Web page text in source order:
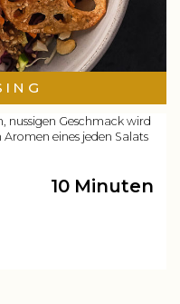
nussigen Geschmack wird
Aromen eines jeden Salats
10 Minuten